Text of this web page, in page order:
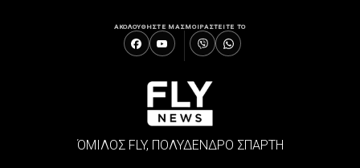
ΑΚΟΛΟΥΘΗΣΤΕ ΜΑΣΜΟΙΡΑΣΤΕΙΤΕ ΤΟ
ΌΜΙΛΟΣ FLY, ΠΟΛΥΔΕΝΔΡΟ ΣΠΑΡΤΗ